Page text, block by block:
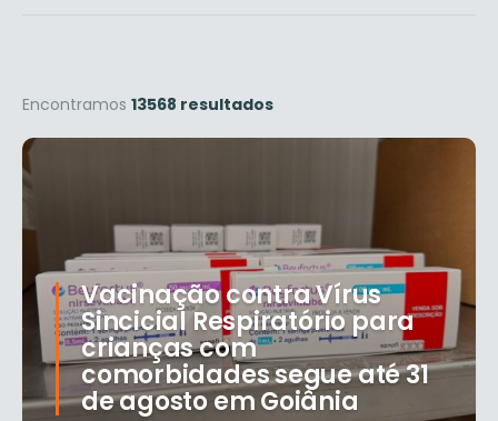
Encontramos 13568 resultados
Vacinação contra Vírus
Sincicial Respiratório para
crianças com
comorbidades segue até 31
de agosto em Goiânia